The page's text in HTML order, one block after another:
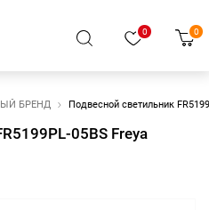
0 0
БРЕНД Подвесной светильник
05BS Freya